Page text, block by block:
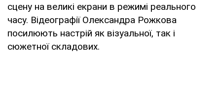
сцену на великі екрани в режимі реального
часу. Відеографії Олександра Рожкова
посилюють настрій як візуальної, так і
сюжетної складових.